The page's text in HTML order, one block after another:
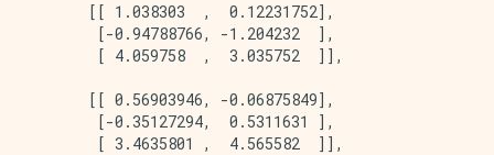
       [[ 1.038303  ,  0.12231752],
        [-0.94788766, -1.204232  ],
        [ 4.059758  ,  3.035752  ]],
       [[ 0.56903946, -0.06875849],
        [-0.35127294,  0.5311631 ],
        [ 3.4635801 ,  4.565582  ]],